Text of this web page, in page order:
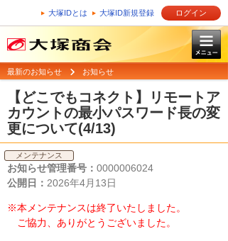
大塚IDとは 大塚ID新規登録 ログイン
最新のお知らせ お知らせ
【どこでもコネクト】リモートア
カウントの最小パスワード長の変
更について(4/13)
メンテナンス
お知らせ管理番号： 0000006024
公開日： 2026年4月13日
※本メンテナンスは終了いたしました。
ご協力、ありがとうございました。